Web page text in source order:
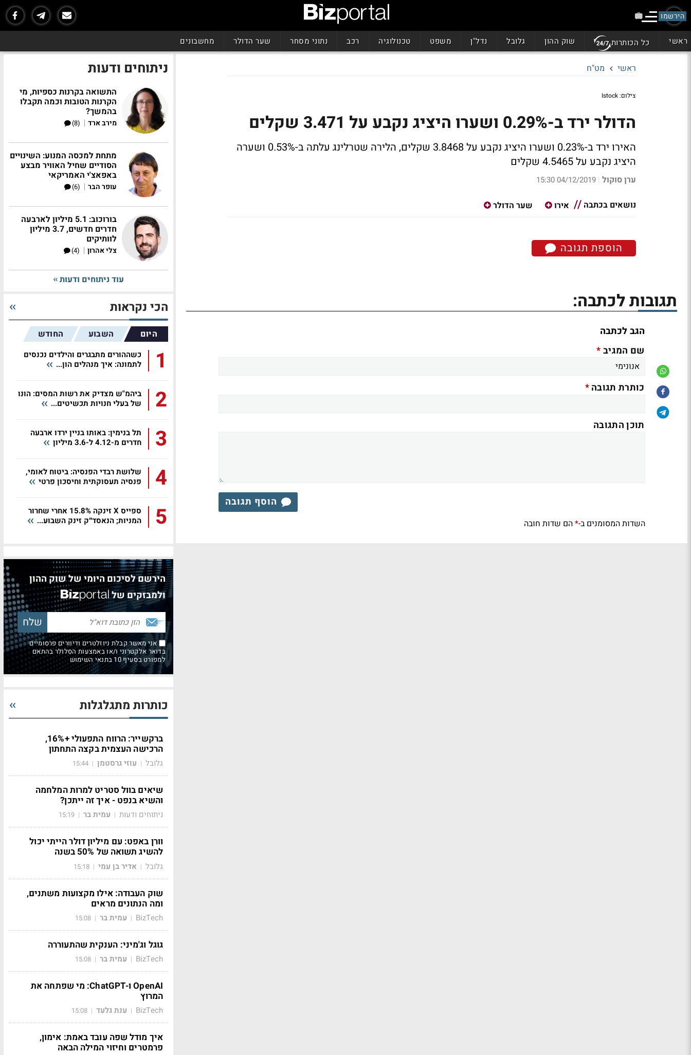
הירשמו
ראשי כל הכותרות שוק ההון גלובל נדל"ן משפט טכנולוגיה רכב נתוני מסחר שער הדולר מחשבונים
ראשי מט"ח
צילום: Istock
הדולר ירד ב-0.29% ושערו היציג נקבע על 3.471 שקלים
האירו ירד ב-0.23% ושערו היציג נקבע על 3.8468 שקלים, הלירה שטרלינג עלתה ב-0.53% ושערה
היציג נקבע על 4.5465 שקלים
ערן סוקול |
04/12/2019 15:30
נושאים בכתבה אירו שער הדולר
הוספת תגובה
תגובות לכתבה:
הגב לכתבה
שם המגיב*
כותרת תגובה*
תוכן התגובה
הוסף תגובה
השדות המסומנים ב-*הם שדות חובה
ניתוחים ודעות
התשואה בקרנות כספיות, מי
הקרנות הטובות וכמה תקבלו
בהמשך?
מירב ארד |
(8)
מתחת למכסה המנוע: השינויים
הסודיים שחיל האוויר מבצע
באפאצ'י האמריקאי
עופר הבר |
(6)
בורוכוב: 5.1 מיליון לארבעה
חדרים חדשים, 3.7 מיליון
לוותיקים
צלי אהרון |
(4)
עוד ניתוחים ודעות
הכי נקראות
היום השבוע החודש
1
כשההורים מתבגרים והילדים נכנסים
לתמונה: איך מנהלים הון...
2
ביהמ"ש מצדיק את רשות המסים: הונו
של בעלי חנויות תכשיטים...
3
תל בנימין: באותו בניין ירדו ארבעה
חדרים מ-4.12 ל-3.6 מיליון
4
שלושת רבדי הפנסיה: ביטוח לאומי,
פנסיה תעסוקתית וחיסכון פרטי
5
ספייס X זינקה 15.8% אחרי שחרור
המניות; הנאסד״ק זינק השבוע...
הירשם לסיכום היומי של שוק ההון
ולמבזקים של
אני מאשר קבלת ניוזלטרים ודיוורים פרסומיים
בדואר אלקטרוני ו/או באמצעות הסלולר בהתאם
למפורט בסעיף 10 בתנאי השימוש
כותרות מתגלגלות
ברקשייר: הרווח התפעולי +16%,
הרכישה העצמית בקצה התחתון
גלובל | עוזי גרסטמן |
15:44
שיאים בוול סטריט למרות המלחמה
והשיא בנפט - איך זה ייתכן?
ניתוחים ודעות | עמית בר |
15:19
וורן באפט: עם מיליון דולר הייתי יכול
להשיג תשואה של 50% בשנה
גלובל | אדיר בן עמי |
15:18
שוק העבודה: אילו מקצועות משתנים,
ומה הנתונים מראים
BizTech
| עמית בר |
15:08
גוגל וג'מיני: הענקית שהתעוררה
BizTech
| עמית בר |
15:08
OpenAI ו-ChatGPT: מי שפתחה את
המרוץ
BizTech
| ענת גלעד |
15:08
איך מודל שפה עובד באמת: אימון,
פרמטרים וחיזוי המילה הבאה